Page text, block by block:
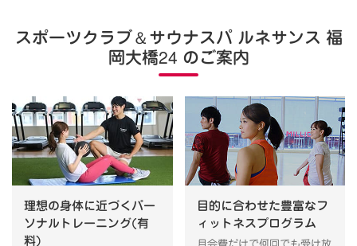
スポーツクラブ＆サウナスパ ルネサンス 福
岡大橋24 のご案内
理想の身体に近づくパー
ソナルトレーニング(有
料)
目的に合わせた豊富なフ
ィットネスプログラム
月会費だけで何回でも受け放